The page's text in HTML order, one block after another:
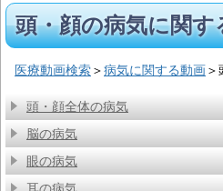
頭・顔の病気に関す
医療動画検索＞病気に関する動画＞
頭・顔全体の病気
脳の病気
眼の病気
耳の病気